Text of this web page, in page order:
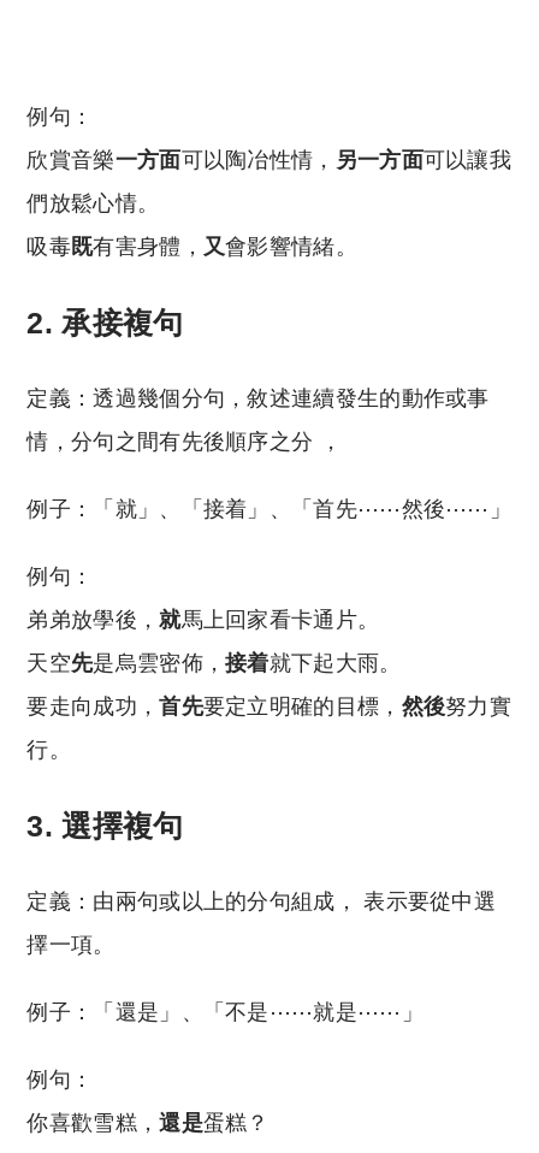
例句：
欣賞音樂一方面可以陶冶性情， 另一方面可以讓我
們放鬆心情。
吸毒既有害身體， 又會影響情緒。
2. 承接複句
定義：透過幾個分句，敘述連續發生的動作或事
情，分句之間有先後順序之分 ，
例子：「就」、「接着」、「首先⋯⋯然後⋯⋯」
例句：
弟弟放學後，就馬上回家看卡通片。
天空先是烏雲密佈，接着就下起大雨。
要走向成功，首先要定立明確的目標， 然後努力實
行。
3. 選擇複句
定義：由兩句或以上的分句組成， 表示要從中選
擇一項。
例子：「還是」、「不是⋯⋯就是⋯⋯」
例句：
你喜歡雪糕，還是蛋糕？